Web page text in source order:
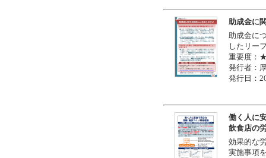
助成金に
助成金に
したリー
重要度
発行者：
発行日：
働く人に
飲食店の
効果的な
実施事項